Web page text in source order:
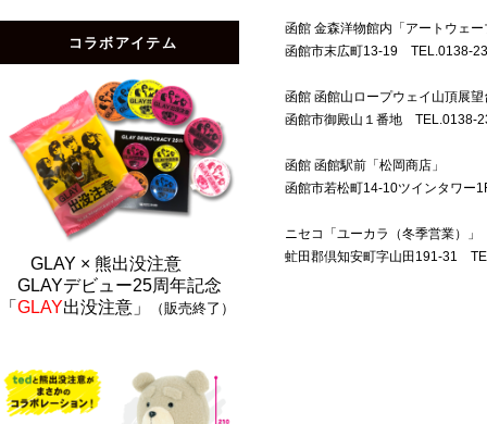
函館 金森洋物館内「アートウェー
函館市末広町13-19 TEL.0138-
函館 函館山ロープウェイ山頂展
函館市御殿山１番地 TEL.0138-
函館 函館駅前「松岡商店」
函館市若松町14-10ツインタワー
ニセコ「ユーカラ（冬季営業）」
虻田郡倶知安町字山田191-31
コラボアイテム
GLAY × 熊出没注意
GLAYデビュー25周年記念
「 GLAY出没注意」 （販売終了）